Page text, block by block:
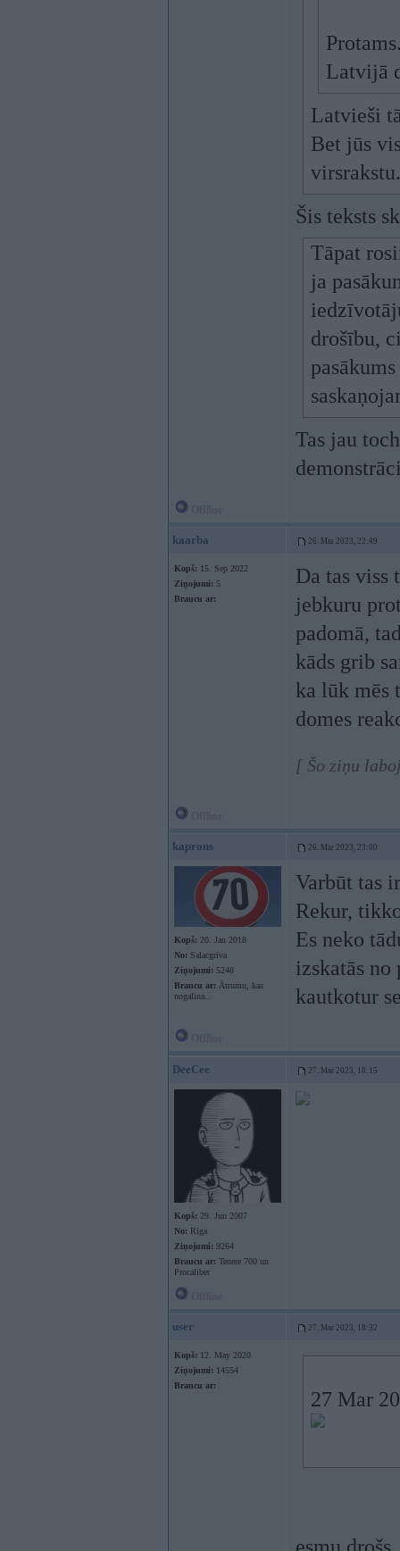
Latvijā
Latvieši
Bet jūs
virsrakstu.
Šis teksts
Tāpat
ja
drošību,
Tas jau
kaarba 26. Mar 2023, 22:49
Kopš: 15. Sep 2022
Ziņojumi: 5
Braucu ar:
Da tas viss
jebkuru
padomā,
kāds grib
ka lūk mēs
domes
[ Šo ziņu
kaprons 26. Mar 2023, 23:00
Kopš: 20. Jan 2018
No: Salacgrīva
Ziņojumi: 5248
Braucu ar: Ātrumu, kas
nogalina...
Varbūt tas
Rekur,
Es neko
izskatās
kautkotur
DeeCee 27. Mar 2023, 18:15
Kopš: 29. Jun 2007
No: Rīga
Ziņojumi: 9264
Braucu ar: Tenere 700 un
Procaliber
user 27. Mar 2023, 18:32
Kopš: 12. May 2020
Ziņojumi: 14554
Braucu ar:
27 Mar